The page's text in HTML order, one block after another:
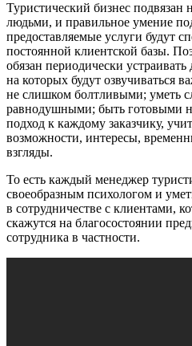
Туристический бизнес подвязан
людьми, и правильное умение
предоставляемые услуги будут
постоянной клиентской базы.
обязан периодически
на которых будут озвучиваться
не слишком болтливыми; уметь
равнодушными; быть готовыми
подход к каждому заказчику,
возможности, интересы,
взгляды.
То есть каждый менеджер
своеобразным психологом и
в сотрудничестве с клиентами,
скажутся на благосостоянии
сотрудника в частности.